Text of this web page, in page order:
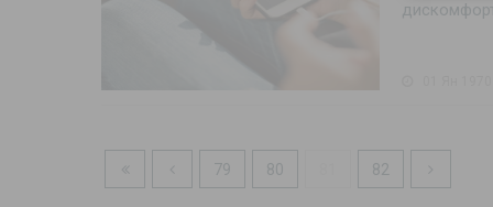
79 80 82